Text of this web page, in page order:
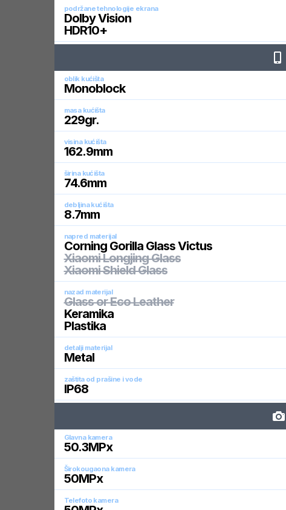
podržane tehnologije ekrana
Dolby Vision
HDR10+
oblik kućišta
Monoblock
masa kućišta
229gr.
visina kućišta
162.9mm
širina kućišta
74.6mm
debljina kućišta
8.7mm
napred materijal
Corning Gorilla Glass Victus
Xiaomi Longjing Glass
Xiaomi Shield Glass
nazad materijal
Glass or Eco Leather
Keramika
Plastika
detalji materijal
Metal
zaštita od prašine i vode
IP68
Glavna kamera
50.3MPx
Širokougaona kamera
50MPx
Telefoto kamera